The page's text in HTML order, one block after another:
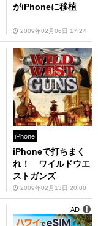
がiPhoneに移植
2009年02月06日 17:24
iPhone
iPhoneで打ちまく
れ！ ワイルドウエ
ストガンズ
2009年02月13日 20:00
AD